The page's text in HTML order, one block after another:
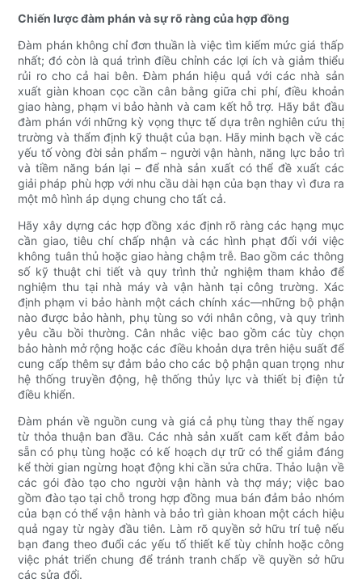
Chiến lược đàm phán và sự rõ ràng của hợp đồng
Đàm phán không chỉ đơn thuần là việc tìm kiếm mức giá thấp
nhất; đó còn là quá trình điều chỉnh các lợi ích và giảm thiểu
rủi ro cho cả hai bên. Đàm phán hiệu quả với các nhà sản
xuất giàn khoan cọc cần cân bằng giữa chi phí, điều khoản
giao hàng, phạm vi bảo hành và cam kết hỗ trợ. Hãy bắt đầu
đàm phán với những kỳ vọng thực tế dựa trên nghiên cứu thị
trường và thẩm định kỹ thuật của bạn. Hãy minh bạch về các
yếu tố vòng đời sản phẩm – người vận hành, năng lực bảo trì
và tiềm năng bán lại – để nhà sản xuất có thể đề xuất các
giải pháp phù hợp với nhu cầu dài hạn của bạn thay vì đưa ra
một mô hình áp dụng chung cho tất cả.
Hãy xây dựng các hợp đồng xác định rõ ràng các hạng mục
cần giao, tiêu chí chấp nhận và các hình phạt đối với việc
không tuân thủ hoặc giao hàng chậm trễ. Bao gồm các thông
số kỹ thuật chi tiết và quy trình thử nghiệm tham khảo để
nghiệm thu tại nhà máy và vận hành tại công trường. Xác
định phạm vi bảo hành một cách chính xác—những bộ phận
nào được bảo hành, phụ tùng so với nhân công, và quy trình
yêu cầu bồi thường. Cân nhắc việc bao gồm các tùy chọn
bảo hành mở rộng hoặc các điều khoản dựa trên hiệu suất để
cung cấp thêm sự đảm bảo cho các bộ phận quan trọng như
hệ thống truyền động, hệ thống thủy lực và thiết bị điện tử
điều khiển.
Đàm phán về nguồn cung và giá cả phụ tùng thay thế ngay
từ thỏa thuận ban đầu. Các nhà sản xuất cam kết đảm bảo
sẵn có phụ tùng hoặc có kế hoạch dự trữ có thể giảm đáng
kể thời gian ngừng hoạt động khi cần sửa chữa. Thảo luận về
các gói đào tạo cho người vận hành và thợ máy; việc bao
gồm đào tạo tại chỗ trong hợp đồng mua bán đảm bảo nhóm
của bạn có thể vận hành và bảo trì giàn khoan một cách hiệu
quả ngay từ ngày đầu tiên. Làm rõ quyền sở hữu trí tuệ nếu
bạn đang theo đuổi các yếu tố thiết kế tùy chỉnh hoặc công
việc phát triển chung để tránh tranh chấp về quyền sở hữu
các sửa đổi.